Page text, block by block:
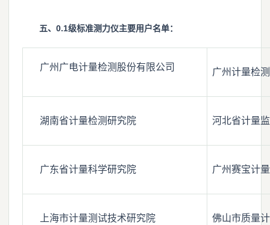
五、0.1级标准测力仪主要用户名单：
广州广电计量检测股份有限公司 广州计量检
湖南省计量检测研究院 河北省计量
广东省计量科学研究院 广州赛宝计
上海市计量测试技术研究院 佛山市质量